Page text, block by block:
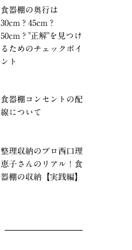
食器棚の奥行は
30cm？45cm？
50cm？"正解"を見つけ
るためのチェックポイ
ント
食器棚コンセントの配
線について
整理収納のプロ西口理
恵子さんのリアル！食
器棚の収納【実践編】